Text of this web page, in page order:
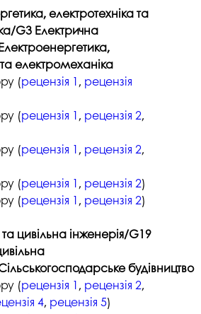
електротехніка та
G3 Електрична
електромеханіка
(рецензія 1, рецензія
(рецензія 1, рецензія 2,
(рецензія 1, рецензія 2,
(рецензія 1, рецензія 2)
(рецензія 1, рецензія 2)
та цивільна інженерія/G19
будівництво
(рецензія 1, рецензія 2,
4, рецензія 5)